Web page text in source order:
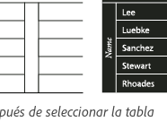
de seleccionar la tabla